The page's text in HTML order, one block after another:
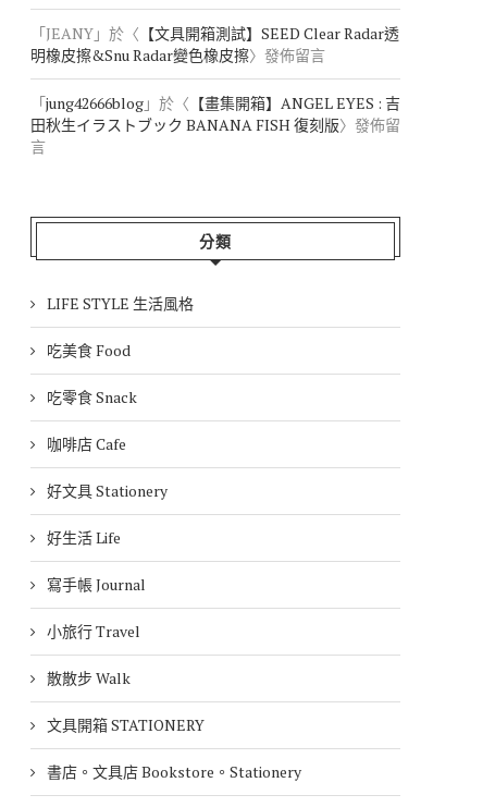
「JEANY 」於〈 【文具開箱測試】SEED Clear Radar透
明橡皮擦&Snu Radar變色橡皮擦〉發佈留言
「jung42666blog 」於〈 【畫集開箱】ANGEL EYES : 吉
田秋生イラストブック BANANA FISH 復刻版〉發佈留
言
分類
LIFE STYLE 生活風格
吃美食 Food
吃零食 Snack
咖啡店 Cafe
好文具 Stationery
好生活 Life
寫手帳 Journal
小旅行 Travel
散散步 Walk
文具開箱 STATIONERY
書店。文具店 Bookstore。Stationery